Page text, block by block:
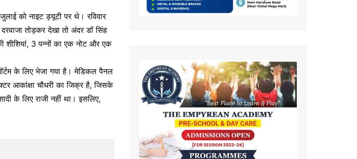
को नाइट ड्यूटी पर थे। रविवार
तोड़कर देखा तो अंदर डॉ सिंह
3 पन्नों का एक नोट और एक
के लिए भेजा गया है। मेडिकल पैनल
आकांक्षा चौधरी का जिक्र है, जिसके
के लिए राजी नहीं था। इसलिए,